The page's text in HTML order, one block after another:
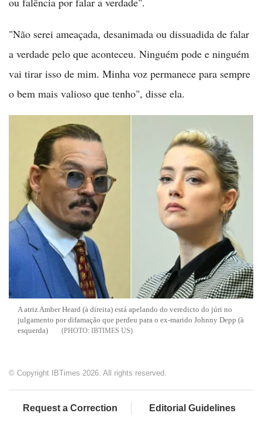
"Não serei ameaçada, desanimada ou dissuadida de falar
a verdade pelo que aconteceu. Ninguém pode e ninguém
vai tirar isso de mim. Minha voz permanece para sempre
o bem mais valioso que tenho", disse ela.
A atriz Amber Heard (à direita) está apelando do veredicto do júri no
julgamento por difamação que perdeu para o ex-marido Johnny Depp (à
esquerda)
IBTIMES US
© Copyright IBTimes 2026. All rights reserved.
Request a Correction Editorial Guidelines